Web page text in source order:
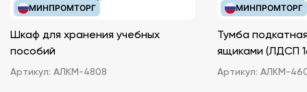
МИНПРОМТОРГ
Шкаф для хранения учебных
пособий
Артикул: АЛКМ-4808
МИНПРОМТОРГ
Тумба
ящиками
Артикул: АЛКМ-